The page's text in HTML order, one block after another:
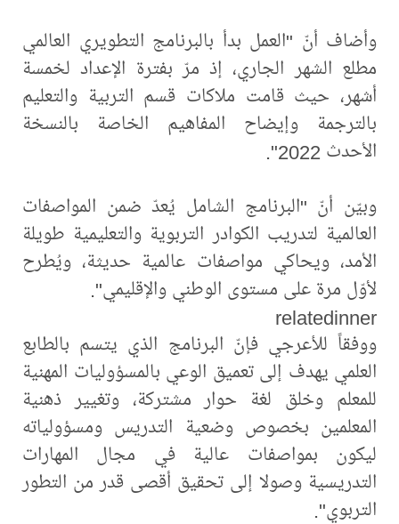
وأضاف أنّ "العمل بدأ بالبرنامج التطويري العالمي
مطلع الشهر الجاري، إذ مرّ بفترة الإعداد لخمسة
أشهر، حيث قامت ملاكات قسم التربية والتعليم
بالترجمة وإيضاح المفاهيم الخاصة بالنسخة
الأحدث 2022".
وبيّن أنّ "البرنامج الشامل يُعدّ ضمن المواصفات
العالمية لتدريب الكوادر التربوية والتعليمية طويلة
الأمد، ويحاكي مواصفات عالمية حديثة، ويُطرح
لأوّل مرة على مستوى الوطني والإقليمي".
relatedinner
ووفقاً للأعرجي فإنّ البرنامج الذي يتسم بالطابع
العلمي يهدف إلى تعميق الوعي بالمسؤوليات المهنية
للمعلم وخلق لغة حوار مشتركة، وتغيير ذهنية
المعلمين بخصوص وضعية التدريس ومسؤولياته
ليكون بمواصفات عالية في مجال المهارات
التدريسية وصولا إلى تحقيق أقصى قدر من التطور
التربوي".